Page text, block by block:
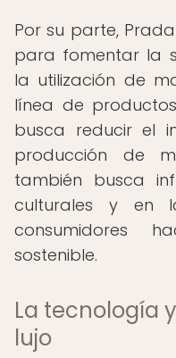
Por su parte,
para fomentar la
la utilización de
línea de
busca reducir el
producción de
también busca
culturales y en
consumidores
sostenible.
La tecnología
lujo